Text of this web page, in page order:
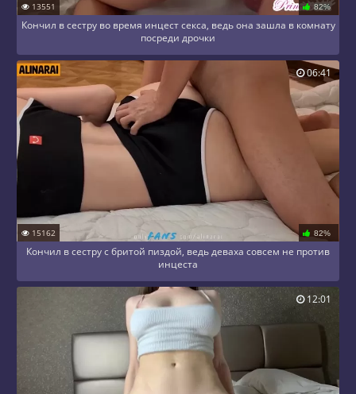
13551 82%
Кончил в сестру во время инцест секса, ведь она зашла в комнату
посреди дрочки
15162 82%
Кончил в сестру с бритой пиздой, ведь деваха совсем не против
инцеста
06:41
12:01